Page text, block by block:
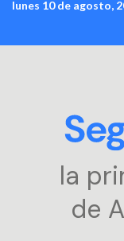
Skip
content
lunes 10 de agosto,
la
de